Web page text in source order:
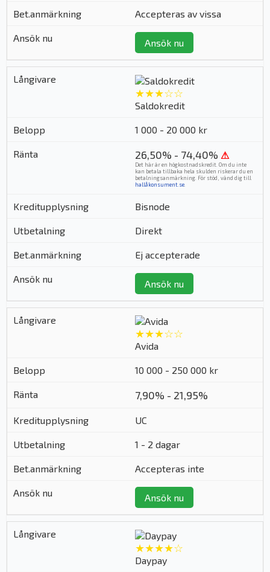
Accepteras av vissa
Ansök nu
★★★☆☆
Saldokredit
1 000 - 20 000 kr
26,50% - 74,40% ⚠
Det här är en högkostnadskredit. Om du inte
kan betala tillbaka hela skulden riskerar du en
betalningsanmärkning. För stöd, vänd dig till
hallåkonsument.se
Bisnode
Direkt
Ej accepterade
Ansök nu
★★★☆☆
Avida
10 000 - 250 000 kr
7,90% - 21,95%
UC
1 - 2 dagar
Accepteras inte
Ansök nu
★★★★☆
Daypay